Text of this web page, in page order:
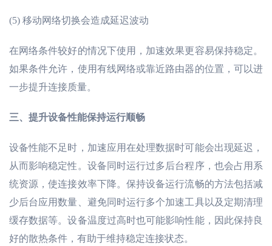
(5) 移动网络切换会造成延迟波动
在网络条件较好的情况下使用，加速效果更容易保持稳定。
如果条件允许，使用有线网络或靠近路由器的位置，可以进
一步提升连接质量。
三、 提升设备性能保持运行顺畅
设备性能不足时，加速应用在处理数据时可能会出现延迟，
从而影响稳定性。设备同时运行过多后台程序，也会占用系
统资源，使连接效率下降。保持设备运行流畅的方法包括减
少后台应用数量、避免同时运行多个加速工具以及定期清理
缓存数据等。设备温度过高时也可能影响性能，因此保持良
好的散热条件，有助于维持稳定连接状态。